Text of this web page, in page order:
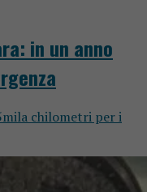
in un anno
chilometri per i